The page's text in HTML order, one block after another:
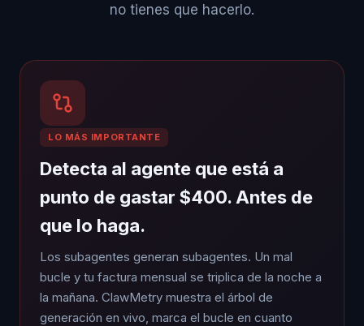
no tienes que hacerlo.
LO MÁS IMPORTANTE
Detecta al agente que está a
punto de gastar $400. Antes de
que lo haga.
Los subagentes generan subagentes. Un mal
bucle y tu factura mensual se triplica de la noche a
la mañana. ClawMetry muestra el árbol de
generación en vivo, marca el bucle en cuanto